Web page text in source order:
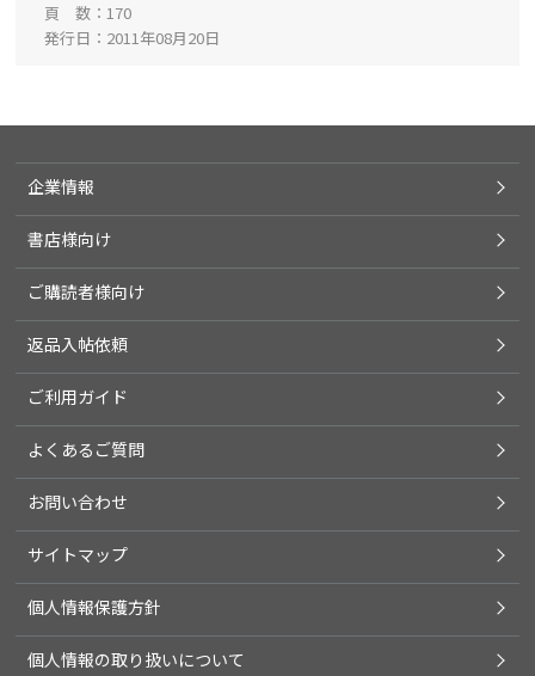
頁 数
170
発行日
2011年08月20日
企業情報
書店様向け
ご購読者様向け
返品入帖依頼
ご利用ガイド
よくあるご質問
お問い合わせ
サイトマップ
個人情報保護方針
個人情報の取り扱いについて